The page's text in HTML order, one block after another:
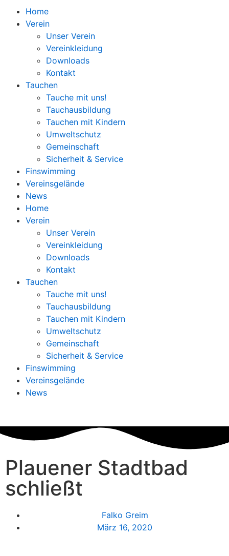
Home
Verein
Unser Verein
Vereinkleidung
Downloads
Kontakt
Tauchen
Tauche mit uns!
Tauchausbildung
Tauchen mit Kindern
Umweltschutz
Gemeinschaft
Sicherheit & Service
Finswimming
Vereinsgelände
News
Home
Verein
Unser Verein
Vereinkleidung
Downloads
Kontakt
Tauchen
Tauche mit uns!
Tauchausbildung
Tauchen mit Kindern
Umweltschutz
Gemeinschaft
Sicherheit & Service
Finswimming
Vereinsgelände
News
Plauener Stadtbad
schließt
Falko Greim
März 16, 2020